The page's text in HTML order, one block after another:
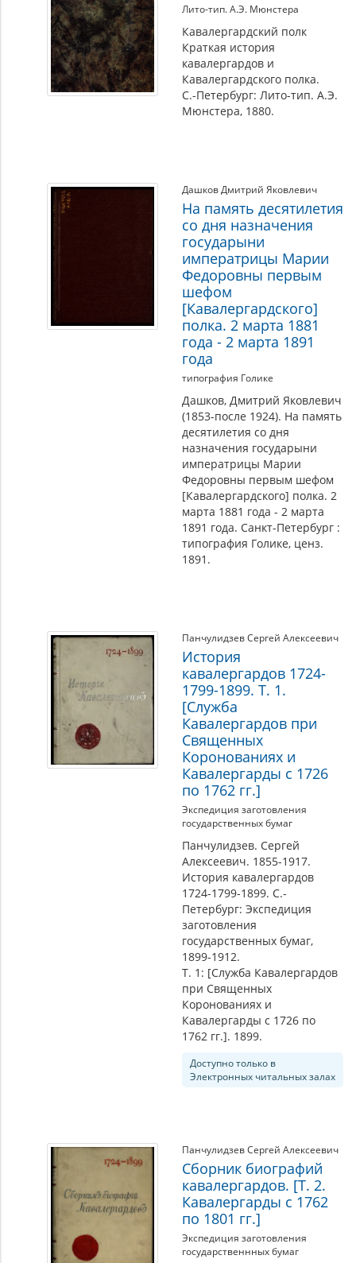
Лито-тип. А.Э. Мюнстера
Кавалергардский полк
Краткая история
кавалергардов и
Кавалергардского полка.
С.-Петербург: Лито-тип. А.Э.
Мюнстера, 1880.
Дашков Дмитрий Яковлевич
На память десятилетия
со дня назначения
государыни
императрицы Марии
Федоровны первым
шефом
[Кавалергардского]
полка. 2 марта 1881
года - 2 марта 1891
года
типография Голике
Дашков, Дмитрий Яковлевич
(1853-после 1924). На память
десятилетия со дня
назначения государыни
императрицы Марии
Федоровны первым шефом
[Кавалергардского] полка. 2
марта 1881 года - 2 марта
1891 года. Санкт-Петербург :
типография Голике, ценз.
1891.
Панчулидзев Сергей Алексеевич
История
кавалергардов 1724-
1799-1899. Т. 1.
[Служба
Кавалергардов при
Священных
Коронованиях и
Кавалергарды с 1726
по 1762 гг.]
Экспедиция заготовления
государственных бумаг
Панчулидзев. Сергей
Алексеевич. 1855-1917.
История кавалергардов
1724-1799-1899. С.-
Петербург: Экспедиция
заготовления
государственных бумаг,
1899-1912.
Т. 1: [Служба Кавалергардов
при Священных
Коронованиях и
Кавалергарды с 1726 по
1762 гг.]. 1899.
Доступно только в
Электронных читальных залах
Панчулидзев Сергей Алексеевич
Сборник биографий
кавалергардов. [Т. 2.
Кавалергарды с 1762
по 1801 гг.]
Экспедиция заготовления
государственнных бумаг